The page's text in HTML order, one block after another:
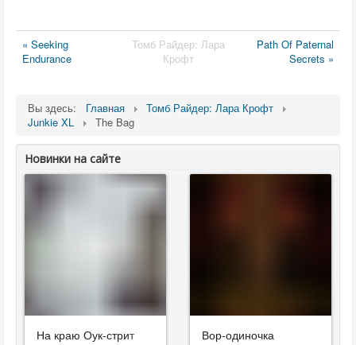
« Seeking
Endurance
Томб Райдер: Лара
Крофт
Path Of Paternal
Secrets »
Вы здесь: Главная
Томб Райдер: Лара Крофт
Junkie XL
The Bag
Новинки на сайте
На краю Оук-стрит Вор-одиночка